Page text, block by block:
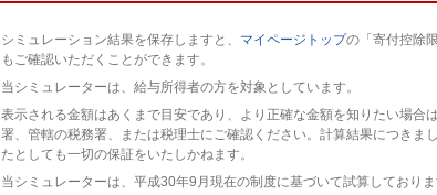
シミュレーション結果を保存しますと、 マイページトップの「寄付控除
もご確認いただくことができます。
当シミュレーターは、給与所得者の方を対象としています。
表示される金額はあくまで目安であり、より正確な金額を知りたい場合
署、管轄の税務署、または税理士にご確認ください。計算結果につきま
たとしても一切の保証をいたしかねます。
当シミュレーターは、平成30年9月現在の制度に基づいて試算しており